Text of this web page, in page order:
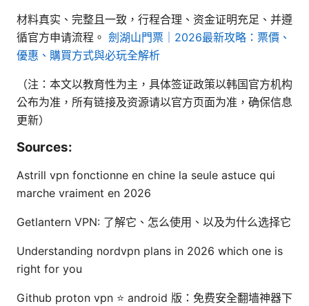
材料真实、完整且一致，行程合理、资金证明充足、并遵
循官方申请流程。 劍湖山門票｜2026最新攻略：票價、
優惠、購買方式與必玩全解析
（注：本文以教育性为主，具体签证政策以韩国官方机构
公布为准，所有链接及资源请以官方页面为准，确保信息
更新）
Sources:
Astrill vpn fonctionne en chine la seule astuce qui
marche vraiment en 2026
Getlantern VPN: 了解它、怎么使用、以及为什么选择它
Understanding nordvpn plans in 2026 which one is
right for you
Github proton vpn ⭐ android 版：免费安全翻墙神器下